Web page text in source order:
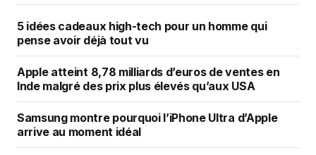
5 idées cadeaux high-tech pour un homme qui
pense avoir déjà tout vu
Apple atteint 8,78 milliards d’euros de ventes en
Inde malgré des prix plus élevés qu’aux USA
Samsung montre pourquoi l’iPhone Ultra d’Apple
arrive au moment idéal